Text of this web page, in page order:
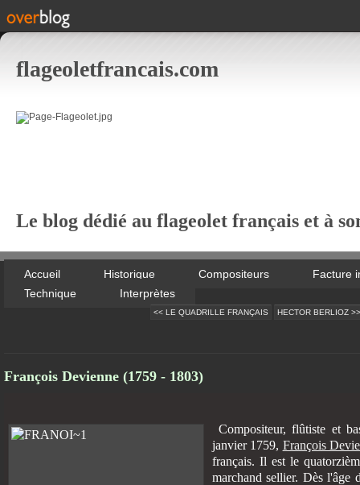
flageoletfrancais.com
Le blog dédié au flageolet français et à
Accueil Historique Compositeurs
Facture
Technique
Interprètes
<< LE QUADRILLE FRANÇAIS HECTOR BERLIOZ >>
François Devienne (1759 - 1803)
Compositeur, flûtiste et
janvier 1759, François
français. Il est le
marchand sellier. Dès l'âge